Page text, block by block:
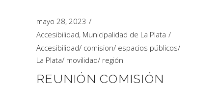
mayo 28, 2023
Accesibilidad, Municipalidad de La Plata
Accesibilidad/ comision/ espacios públicos/
La Plata/ movilidad/ región
REUNIÓN COMISIÓN